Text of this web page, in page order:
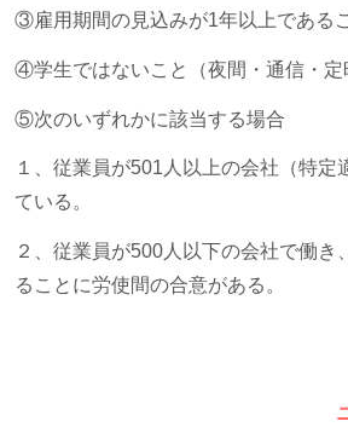
③雇用期間の見込みが1年以上である
④学生ではないこと（夜間・通信・定
⑤次のいずれかに該当する場合
１、従業員が501人以上の会社（特定
ている。
２、従業員が500人以下の会社で働き
ることに労使間の合意がある。